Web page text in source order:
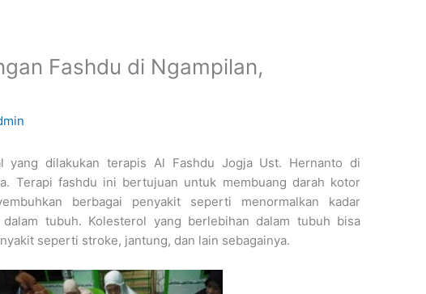
Fashdu di Ngampilan,
yang dilakukan terapis Al Fashdu Jogja Ust. Hernanto di
Terapi fashdu ini bertujuan untuk membuang darah kotor
berbagai penyakit seperti menormalkan kadar
tubuh. Kolesterol yang berlebihan dalam tubuh bisa
seperti stroke, jantung, dan lain sebagainya.